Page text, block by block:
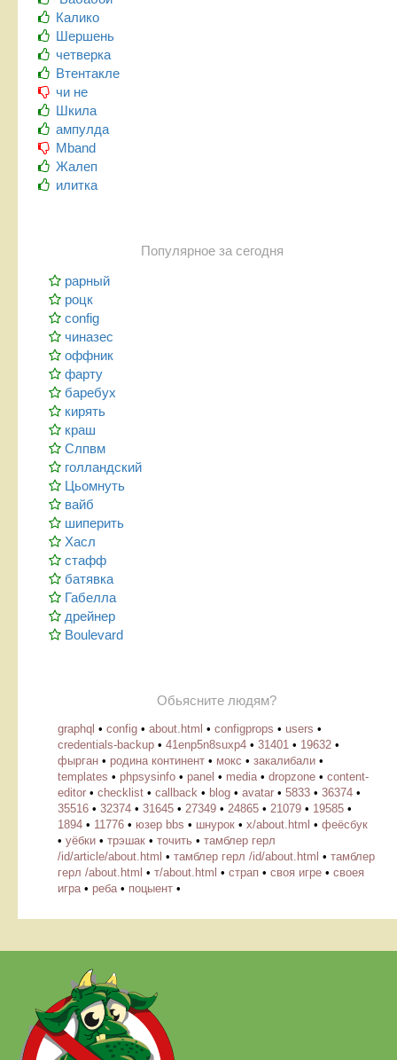
Калико
Шершень
четверка
Втентакле
чи не
Шкила
ампулда
Mband
Жалеп
илитка
Популярное за сегодня
рарный
роцк
config
чиназес
оффник
фарту
баребух
кирять
краш
Слпвм
голландский
Цьомнуть
вайб
шиперить
Хасл
стафф
батявка
Габелла
дрейнер
Boulevard
Обьясните людям?
graphql • config • about.html • configprops • users •
credentials-backup • 41enp5n8suxp4 • 31401 • 19632 •
фырган • родина континент • мокс • закалибали •
templates • phpsysinfo • panel • media• dropzone • content-
editor • checklist • callback • blog • avatar • 5833 • 36374 •
35516 • 32374 • 31645 • 27349 • 24865 • 21079 • 19585 •
1894 • 11776 • юзер bbs • шнурок • х/about.html • феёсбук
• уёбки • трэшак • точить • тамблер герл
/id/article/about.html • тамблер герл /id/about.html • тамблер
герл /about.html • т/about.html • страп • своя игре • своея
игра• реба• поцыент •